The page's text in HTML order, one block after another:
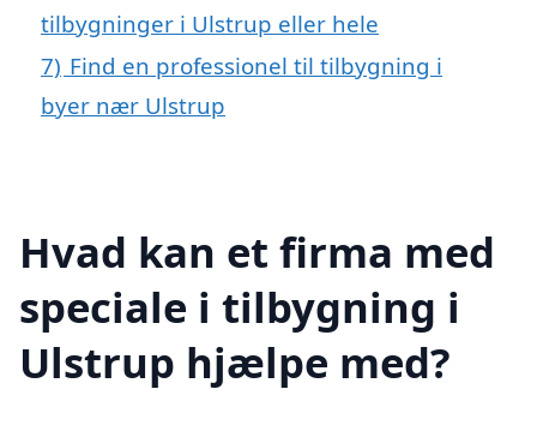
tilbygninger i Ulstrup eller hele
7) Find en professionel til tilbygning i
byer nær Ulstrup
Hvad kan et firma med
speciale i tilbygning i
Ulstrup hjælpe med?